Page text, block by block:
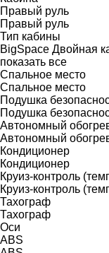
Правый руль
Правый руль
Тип кабины
BigSpace Двойная
показать все
Спальное место
Спальное место
Подушка
Подушка
Автономный
Автономный
Кондиционер
Кондиционер
Круиз-контроль
Круиз-контроль
Тахограф
Тахограф
Оси
ABS